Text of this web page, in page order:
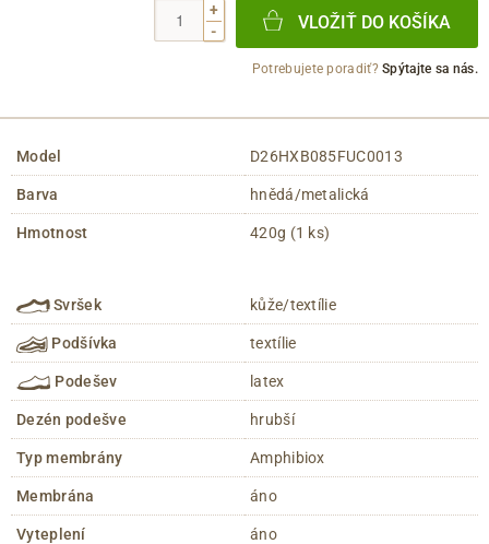
+
-
VLOŽIŤ DO KOŠÍKA
Potrebujete poradiť?Spýtajte sa nás.
Model D26HXB085FUC0013
Barva hnědá/metalická
Hmotnost 420g (1 ks)
Svršek kůže/textílie
Podšívka textílie
Podešev latex
Dezén podešve hrubší
Typ membrány Amphibiox
Membrána áno
Vyteplení áno